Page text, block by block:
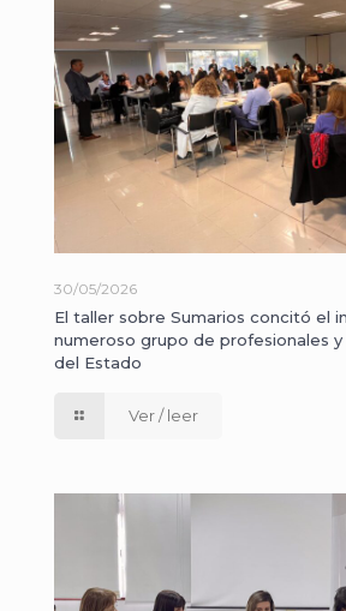
30/05/2026
El taller sobre Sumarios concitó el
numeroso grupo de profesionales
del Estado
Ver / leer